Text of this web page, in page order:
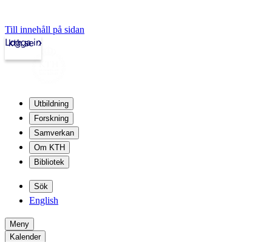
Till innehåll på sidan
kth.se
Logga in
Utbildning
Forskning
Samverkan
Om KTH
Bibliotek
Sök
English
Meny
Kalender